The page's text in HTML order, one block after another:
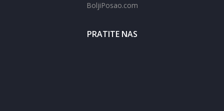
BoljiPosao.com
PRATITE NAS